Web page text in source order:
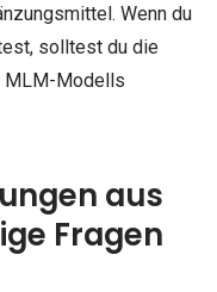
Wenn du
solltest du die
MLM-Modells
aus
Fragen